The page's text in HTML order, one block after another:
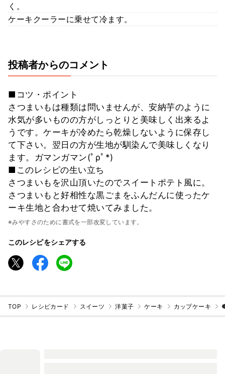
く。
ケーキクーラーに乗せて冷ます。
投稿者からのコメント
■コツ・ポイント
さつまいもは種類は問いませんが、安納芋のように
水気が多いものの方がしっとりと美味しく出来るよ
うです。ケーキが冷めたら乾燥しないように保存し
て下さい。翌日の方が生地が馴染んで美味しくなり
ます。ガマンガマン(ﾟρﾟ*)
■このレシピの生い立ち
さつまいもを沢山頂いたのでスイートポテト風に。
さつまいもと好相性な黒ごまをふんだんに使ったケ
ーキ生地と合わせて焼いてみました。
※みやすさのために書式を一部改変しています。
このレシピをシェアする
TOP レシピカード スイーツ 洋菓子 ケーキ カップケーキ